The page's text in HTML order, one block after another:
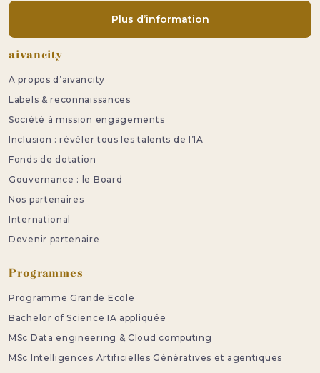
Plus d’information
Pied de page
aivancity
A propos d’aivancity
Labels & reconnaissances
Société à mission engagements
Inclusion : révéler tous les talents de l’IA
Fonds de dotation
Gouvernance : le Board
Nos partenaires
International
Devenir partenaire
Programmes
Programme Grande Ecole
Bachelor of Science IA appliquée
MSc Data engineering & Cloud computing
MSc Intelligences Artificielles Génératives et agentiques